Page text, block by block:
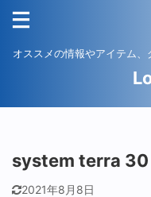
オススメの情報やアイテム、
system terra
2021年8月8日